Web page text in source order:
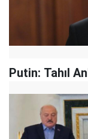
Putin: Tahıl